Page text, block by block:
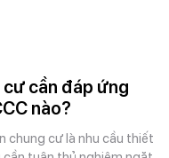
cư cần đáp ứng
nào?
chung cư là nhu cầu thiết